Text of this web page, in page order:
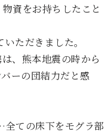
資をお持ちしたこと
ただきました。
、熊本地震の時から
ーの団結力だと感
ての床下をモグラ部